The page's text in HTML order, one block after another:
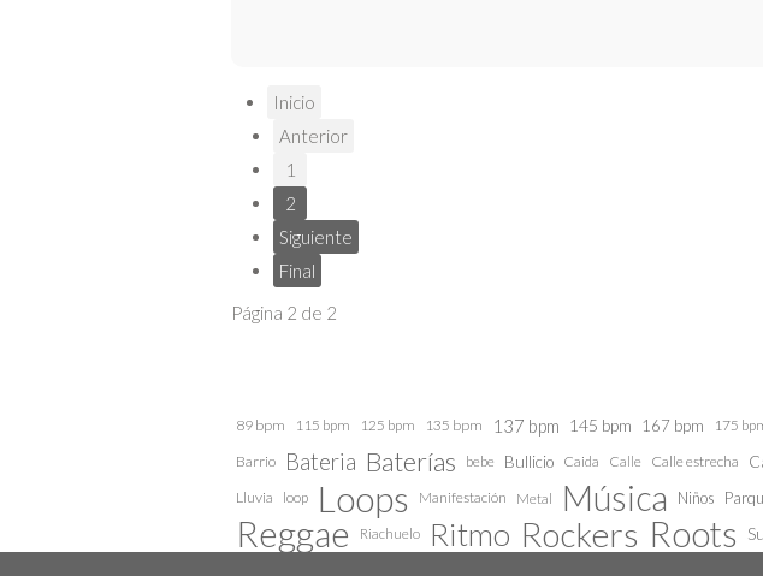
Inicio
Anterior
1
2
Siguiente
Final
Página 2 de 2
89 bpm 115 bpm 125 bpm 135 bpm 137 bpm 145 bpm 167 bpm 175
Barrio Bateria Baterías bebe Bullicio Caida Calle Calle estrecha
Lluvia loop Loops Manifestación Metal Música Niños
Reggae Riachuelo Ritmo Rockers Roots